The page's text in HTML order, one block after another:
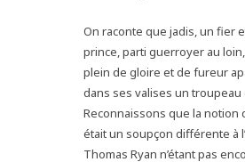
On raconte que jadis, un fier
prince, parti guerroyer au
plein de gloire et de fureur
dans ses valises un troupeau
Reconnaissons que la notion
était un soupçon différente à
Thomas Ryan n’étant pas